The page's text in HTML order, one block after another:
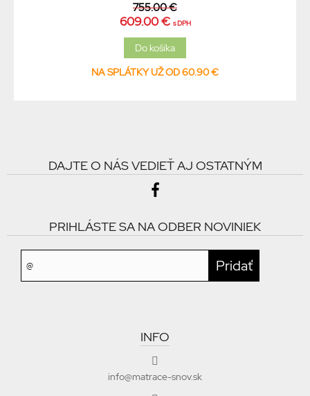
755.00 €
609.00 € s DPH
NA SPLÁTKY UŽ OD 60.90 €
DAJTE O NÁS VEDIEŤ AJ OSTATNÝM
PRIHLÁSTE SA NA ODBER NOVINIEK
INFO
info@matrace-snov.sk